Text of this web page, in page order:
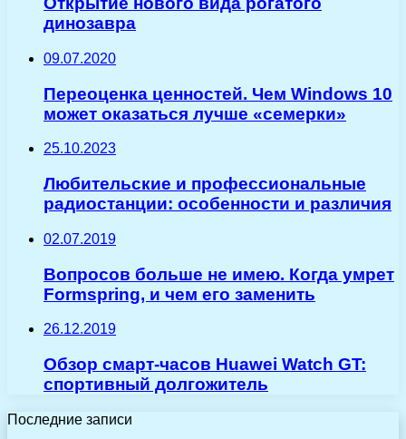
динозавра
09.07.2020
Переоценка ценностей. Чем Windows 10
может оказаться лучше «семерки»
25.10.2023
Любительские и профессиональные
радиостанции: особенности и различия
02.07.2019
Вопросов больше не имею. Когда умрет
Formspring, и чем его заменить
26.12.2019
Обзор смарт-часов Huawei Watch GT:
спортивный долгожитель
Последние записи